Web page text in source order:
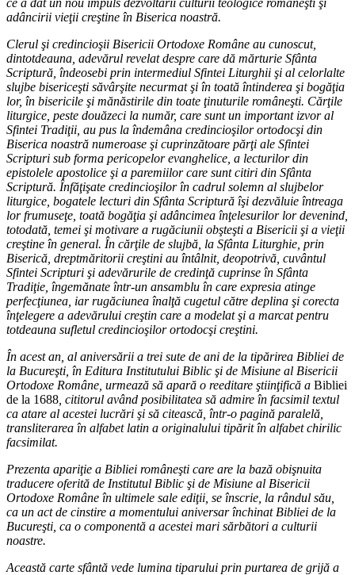
ce a dat un nou impuls dezvoltării culturii teologice româneşti şi
adâncirii vieţii creştine în Biserica noastră.
Clerul şi credincioşii Bisericii Ortodoxe Române au cunoscut,
dintotdeauna, adevărul revelat despre care dă mărturie Sfânta
Scriptură, îndeosebi prin intermediul Sfintei Liturghii şi al celorlalte
slujbe bisericeşti săvârşite necurmat şi în toată întinderea şi bogăţia
lor, în bisericile şi mănăstirile din toate ţinuturile româneşti. Cărţile
liturgice, peste douăzeci la număr, care sunt un important izvor al
Sfintei Tradiţii, au pus la îndemâna credincioşilor ortodocşi din
Biserica noastră numeroase şi cuprinzătoare părţi ale Sfintei
Scripturi sub forma pericopelor evanghelice, a lecturilor din
epistolele apostolice şi a paremiilor care sunt citiri din Sfânta
Scriptură. Înfăţişate credincioşilor în cadrul solemn al slujbelor
liturgice, bogatele lecturi din Sfânta Scriptură îşi dezvăluie întreaga
lor frumuseţe, toată bogăţia şi adâncimea înţelesurilor lor devenind,
totodată, temei şi motivare a rugăciunii obşteşti a Bisericii şi a vieţii
creştine în general. În cărţile de slujbă, la Sfânta Liturghie, prin
Biserică, dreptmăritorii creştini au întâlnit, deopotrivă, cuvântul
Sfintei Scripturi şi adevărurile de credinţă cuprinse în Sfânta
Tradiţie, îngemănate într-un ansamblu în care expresia atinge
perfecţiunea, iar rugăciunea înalţă cugetul către deplina şi corecta
înţelegere a adevărului creştin care a modelat şi a marcat pentru
totdeauna sufletul credincioşilor ortodocşi creştini.
În acest an, al aniversării a trei sute de ani de la tipărirea Bibliei de
la Bucureşti, în Editura Institutului Biblic şi de Misiune al Bisericii
Ortodoxe Române, urmează să apară o reeditare ştiinţifică a Bibliei
de la 1688 , cititorul având posibilitatea să admire în facsimil textul
ca atare al acestei lucrări şi să citească, într-o pagină paralelă,
transliterarea în alfabet latin a originalului tipărit în alfabet chirilic
facsimilat.
Prezenta apariţie a Bibliei româneşti care are la bază obişnuita
traducere oferită de Institutul Biblic şi de Misiune al Bisericii
Ortodoxe Române în ultimele sale ediţii, se înscrie, la rândul său,
ca un act de cinstire a momentului aniversar închinat Bibliei de la
Bucureşti, ca o componentă a acestei mari sărbători a culturii
noastre.
Această carte sfântă vede lumina tiparului prin purtarea de grijă a